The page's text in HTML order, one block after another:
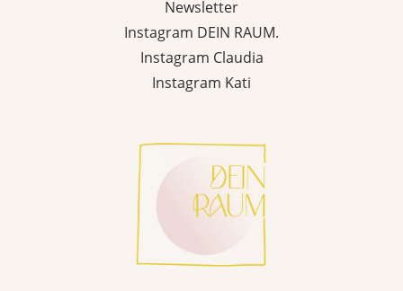
Newsletter
Instagram DEIN RAUM.
Instagram Claudia
Instagram Kati